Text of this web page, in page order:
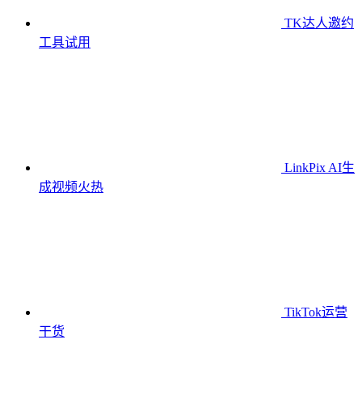
TK达人邀约
工具试用
LinkPix AI生
成视频火热
TikTok运营
干货